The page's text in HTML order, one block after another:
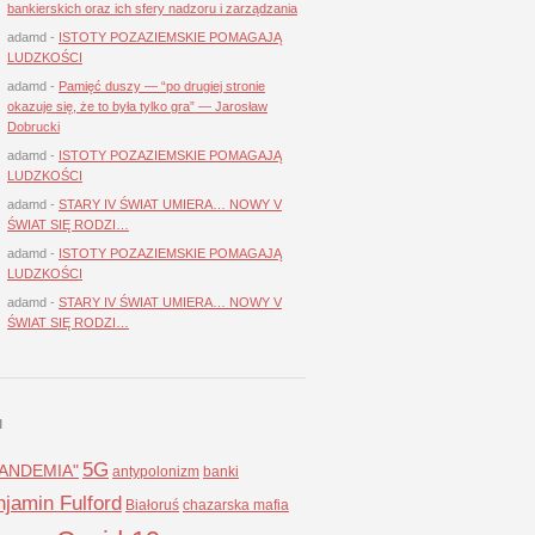
bankierskich oraz ich sfery nadzoru i zarządzania
adamd - ISTOTY POZAZIEMSKIE POMAGAJĄ
LUDZKOŚCI
adamd - Pamięć duszy — “po drugiej stronie
okazuje się, że to była tylko gra” — Jarosław
Dobrucki
adamd - ISTOTY POZAZIEMSKIE POMAGAJĄ
LUDZKOŚCI
adamd - STARY IV ŚWIAT UMIERA… NOWY V
ŚWIAT SIĘ RODZI…
adamd - ISTOTY POZAZIEMSKIE POMAGAJĄ
LUDZKOŚCI
adamd - STARY IV ŚWIAT UMIERA… NOWY V
ŚWIAT SIĘ RODZI…
5G antypolonizm banki
Fulford Białoruś chazarska mafia